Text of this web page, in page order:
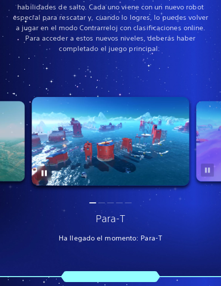
habilidades de salto. Cada uno viene con un nuevo robot
especial para rescatar y, cuando lo logres, lo puedes volver
a jugar en el modo Contrarreloj con clasificaciones online.
Para acceder a estos nuevos niveles, deberás haber
completado el juego principal.
Para-T
Ha llegado el momento: Para-T